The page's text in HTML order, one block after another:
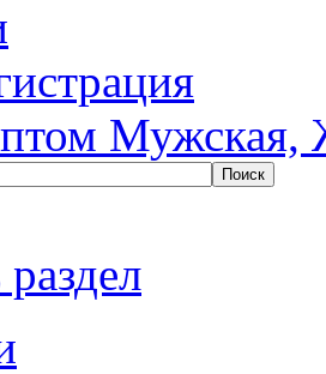
Мужская,